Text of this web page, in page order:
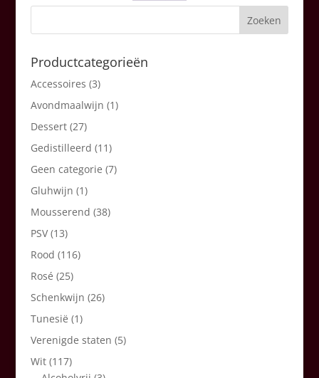
Productcategorieën
Accessoires (3)
Avondmaalwijn (1)
Dessert (27)
Gedistilleerd (11)
Geen categorie (7)
Gluhwijn (1)
Mousserend (38)
PSV (13)
Rood (116)
Rosé (25)
Schenkwijn (26)
Tunesië (1)
Verenigde staten (5)
Wit (117)